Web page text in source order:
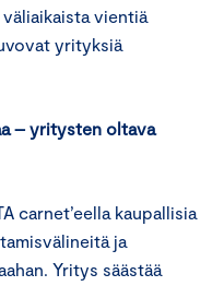
vientiä
yrityksiä
– yritysten oltava
carnet’eella kaupallisia
ja
Yritys säästää